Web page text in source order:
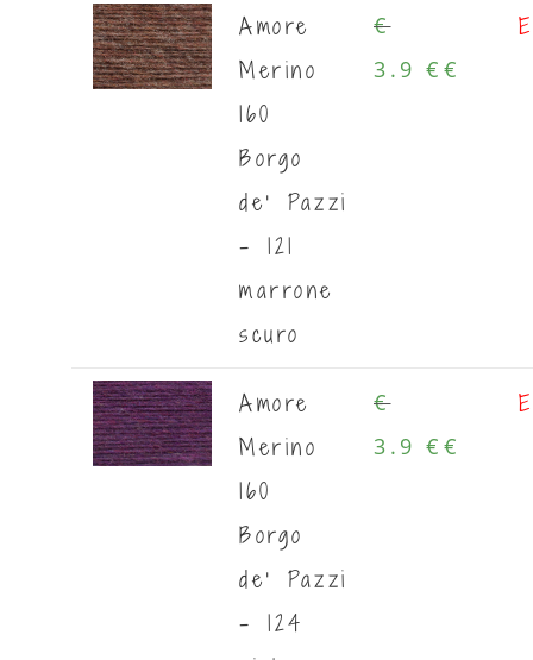
Amore
Merino
160
Borgo
de' Pazzi
- 121
marrone
scuro
€
3.9 € €
Amore
Merino
160
Borgo
de' Pazzi
- 124
€
3.9 € €